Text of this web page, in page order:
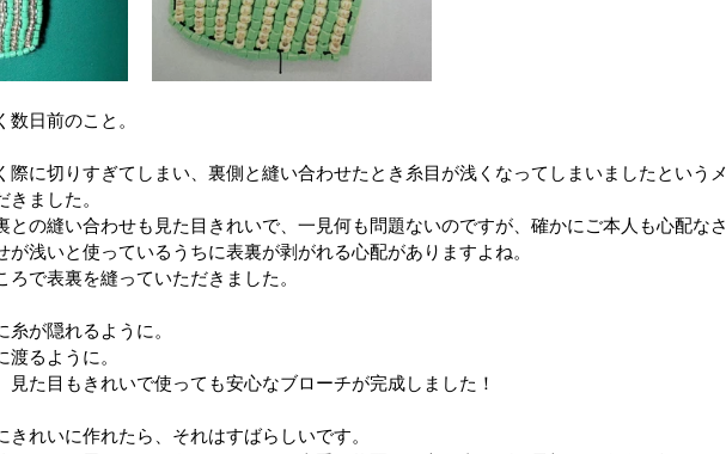
数日前のこと。
際に切りすぎてしまい、裏側と縫い合わせたとき糸目が浅くなってしまいましたというメ
ました。
との縫い合わせも見た目きれいで、一見何も問題ないのですが、確かにご本人も心配なさ
が浅いと使っているうちに表裏が剥がれる心配がありますよね。
ろで表裏を縫っていただきました。
が隠れるように。
るように。
見た目もきれいで使っても安心なブローチが完成しました！
きれいに作れたら、それはすばらしいです。